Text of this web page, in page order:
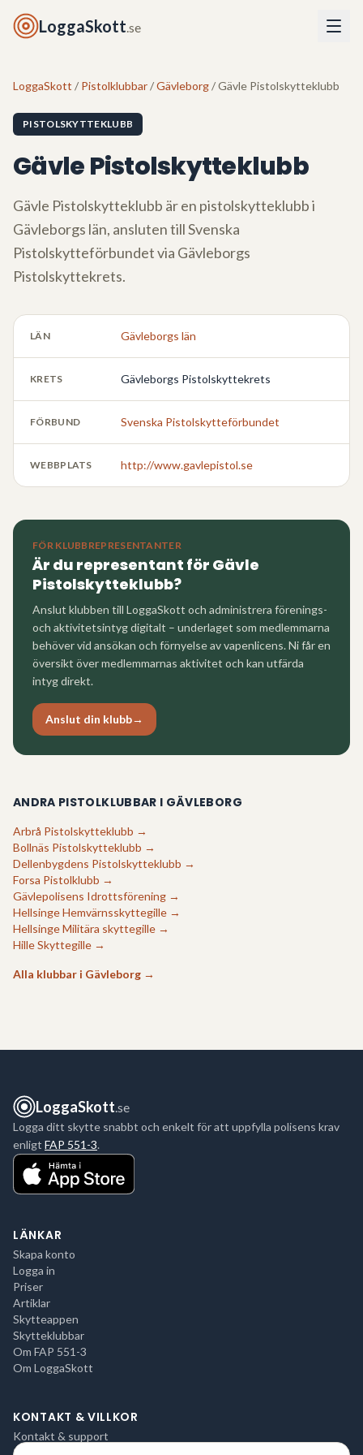
LoggaSkott.se
LoggaSkott / Pistolklubbar/Gävleborg/ Gävle Pistolskytteklubb
PISTOLSKYTTEKLUBB
Gävle Pistolskytteklubb
Gävle Pistolskytteklubb är en pistolskytteklubb i
Gävleborgs län, ansluten till Svenska
Pistolskytteförbundet via Gävleborgs
Pistolskyttekrets.
LÄN Gävleborgs län
KRETS Gävleborgs Pistolskyttekrets
FÖRBUND Svenska Pistolskytteförbundet
WEBBPLATS http://www.gavlepistol.se
FÖR KLUBBREPRESENTANTER
Är du representant för Gävle
Pistolskytteklubb?
Anslut klubben till LoggaSkott och administrera förenings-
och aktivitetsintyg digitalt – underlaget som medlemmarna
behöver vid ansökan och förnyelse av vapenlicens. Ni får en
översikt över medlemmarnas aktivitet och kan utfärda
intyg direkt.
Anslut din klubb→
ANDRA PISTOLKLUBBAR I GÄVLEBORG
Arbrå Pistolskytteklubb →
Bollnäs Pistolskytteklubb →
Dellenbygdens Pistolskytteklubb →
Forsa Pistolklubb →
Gävlepolisens Idrottsförening →
Hellsinge Hemvärnsskyttegille →
Hellsinge Militära skyttegille →
Hille Skyttegille →
Alla klubbar i Gävleborg →
LoggaSkott.se
Logga ditt skytte snabbt och enkelt för att uppfylla polisens krav
enligt FAP 551-3.
LÄNKAR
Skapa konto
Logga in
Priser
Artiklar
Skytteappen
Skytteklubbar
Om FAP 551-3
Om LoggaSkott
KONTAKT & VILLKOR
Kontakt & support
Integritetspolicy